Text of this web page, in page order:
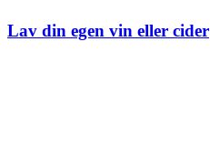
Lav din egen vin eller cider